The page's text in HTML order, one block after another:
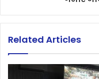
Related Articles